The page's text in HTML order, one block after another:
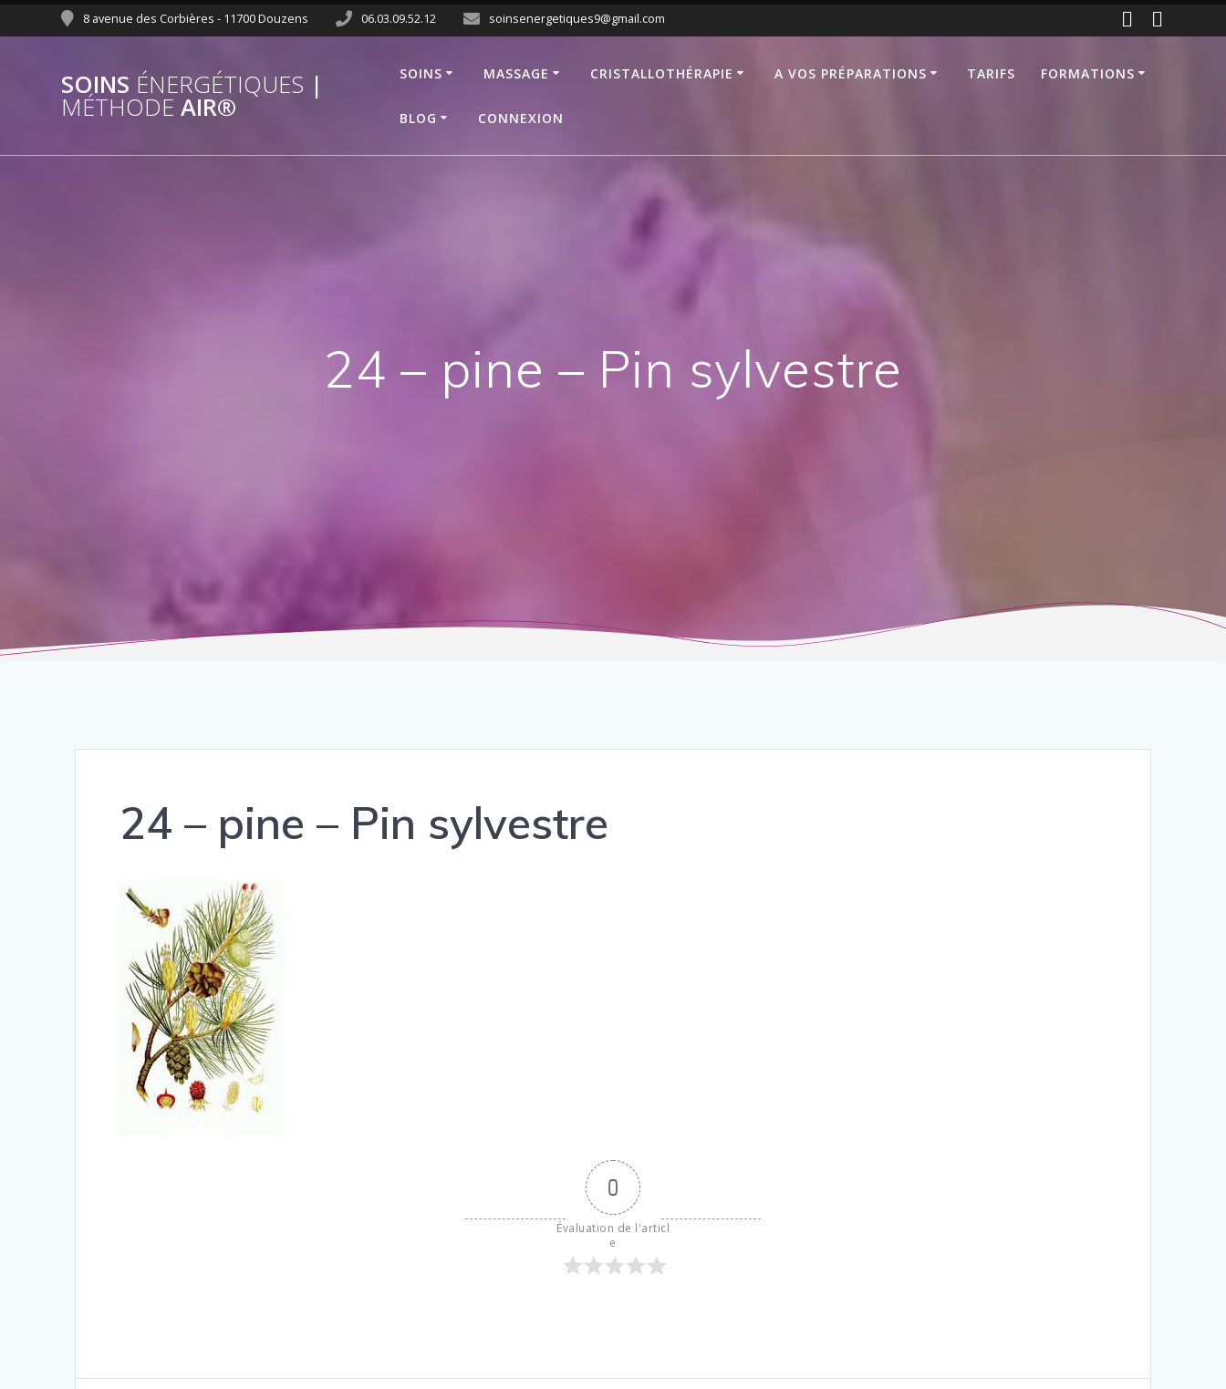
8 avenue des Corbières - 11700 Douzens 06.03.09.52.12 soinsenergetiques9@gmail.com
SOINS ÉNERGÉTIQUES |
MÉTHODE AIR®
SOINS MASSAGE CRISTALLOTHÉRAPIE A VOS PRÉPARATIONS TARIFS FORMATIONS
BLOG CONNEXION
24 – pine – Pin sylvestre
24 – pine – Pin sylvestre
0
Évaluation de l'articl
e